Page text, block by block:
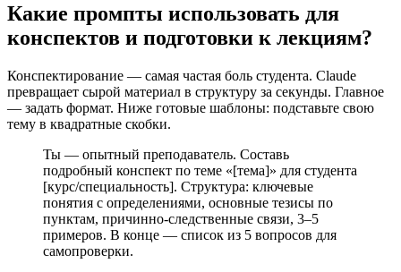
Какие промпты использовать для
конспектов и подготовки к лекциям?
Конспектирование — самая частая боль студента. Claude
превращает сырой материал в структуру за секунды. Главное
— задать формат. Ниже готовые шаблоны: подставьте свою
тему в квадратные скобки.
Ты — опытный преподаватель. Составь
подробный конспект по теме «[тема]» для студента
[курс/специальность]. Структура: ключевые
понятия с определениями, основные тезисы по
пунктам, причинно-следственные связи, 3–5
примеров. В конце — список из 5 вопросов для
самопроверки.